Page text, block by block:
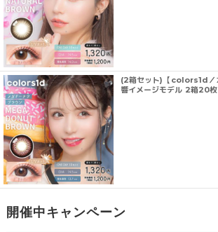
(2箱セット)【colors1d／
響イメージモデル 2箱20
開催中キャンペーン